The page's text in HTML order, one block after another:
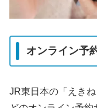
オンライン予
JR東日本の「えき